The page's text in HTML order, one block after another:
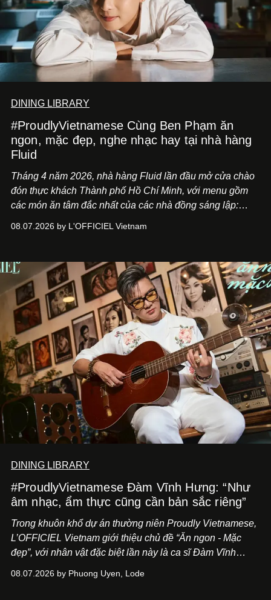
DINING LIBRARY
#ProudlyVietnamese Cùng Ben Phạm ăn
ngon, mặc đẹp, nghe nhạc hay tại nhà hàng
Fluid
Tháng 4 năm 2026, nhà hàng Fluid lần đầu mở cửa chào
đón thực khách Thành phố Hồ Chí Minh, với menu gồm
các món ăn tâm đắc nhất của các nhà đồng sáng lập:
món ăn đa dạng từ Á đến Âu nhanh chóng được yêu thích
mang đến niềm vui cho thực khách.
08.07.2026 by L'OFFICIEL Vietnam
DINING LIBRARY
#ProudlyVietnamese Đàm Vĩnh Hưng: “Như
âm nhạc, ẩm thực cũng cần bản sắc riêng”
Trong khuôn khổ dự án thường niên Proudly Vietnamese,
L’OFFICIEL Vietnam giới thiệu chủ đề “Ăn ngon - Mặc
đẹp”, với nhân vật đặc biệt lần này là ca sĩ Đàm Vĩnh
Cà Phê Cà Pháo mang dấu ấn Indochine hoài niệm, thu
08.07.2026 by Phuong Uyen, Lode